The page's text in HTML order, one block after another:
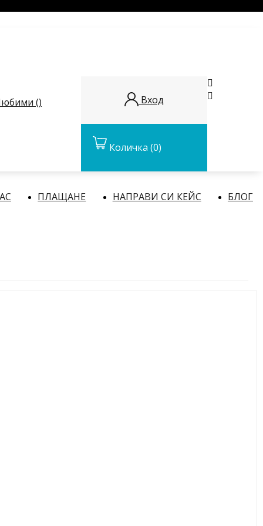
() Вход
Количка (0)


ПЛАЩАНЕ НАПРАВИ СИ КЕЙС БЛОГ